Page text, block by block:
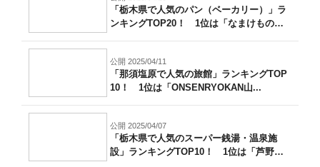
「栃木県で人気のパン（ベーカリー）」ラ
ンキングTOP20！ 1位は「なまけもの
公開 2025/04/11
「那須塩原で人気の旅館」ランキングTOP
10！ 1位は「ONSENRYOKAN山...
公開 2025/04/07
「栃木県で人気のスーパー銭湯・温泉施
設」ランキングTOP10！ 1位は「芦野温